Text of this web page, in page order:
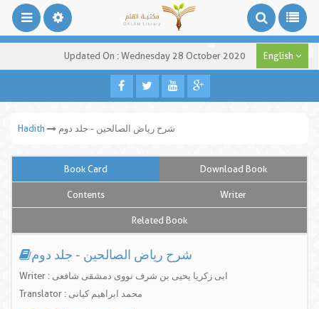
Updated On : Wednesday 28 October 2020 English
Hadith شرح ریاض الصالحین - جلد دوم
Book Card Download Book
Contents Writer
Related Book
شرح ریاض الصالحین - جلد دوم
Writer : ابی زکریا یحیی بن شرف نووی دمشقی شافعی
Translator : محمد ابراهیم کیانی